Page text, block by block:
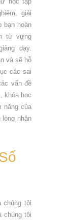
giải
bạn hoàn
từ vựng
dạy.
và sẽ hỗ
các sai
vấn đề
khóa học
năng của
nhân
chúng tôi
chúng tôi